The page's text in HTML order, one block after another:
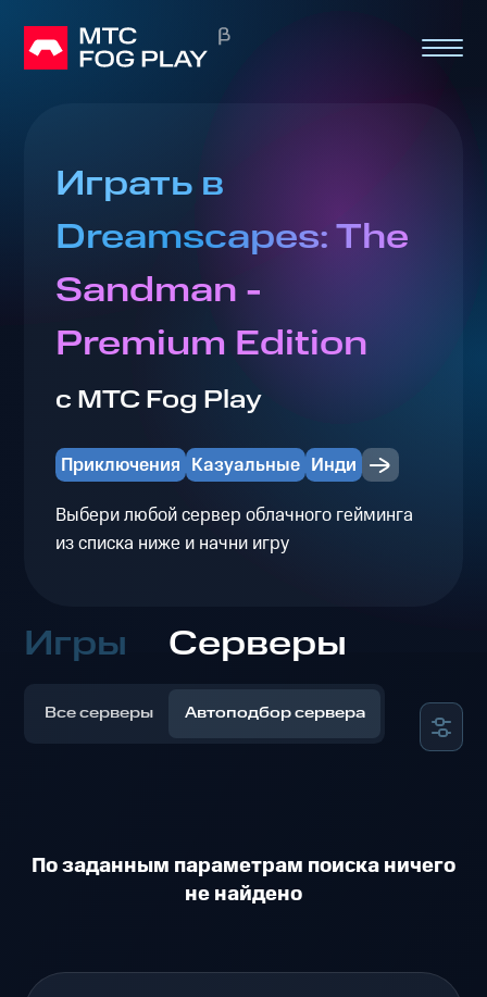
Играть в
Dreamscapes: The
Sandman -
Premium Edition
с МТС Fog Play
Приключения Казуальные Инди
Выбери любой сервер облачного гейминга
из списка ниже и начни игру
Игры Серверы
Все серверы Автоподбор сервера
По заданным параметрам поиска ничего
не найдено